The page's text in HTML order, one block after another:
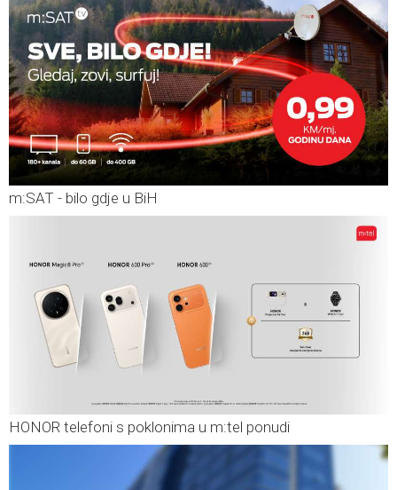
m:SAT - bilo gdje u BiH
HONOR telefoni s poklonima u m:tel ponudi